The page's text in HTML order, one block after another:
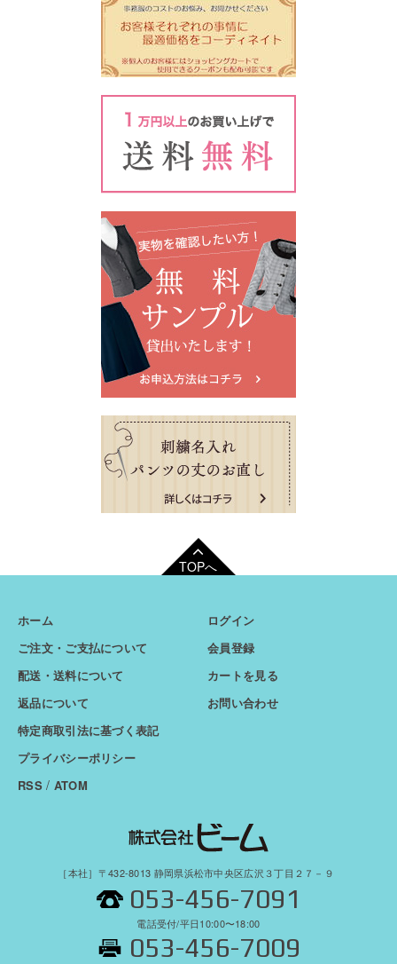
TOPへ
ホーム
ご注文・ご支払について
配送・送料について
返品について
特定商取引法に基づく表記
プライバシーポリシー
RSS/ ATOM
ログイン
会員登録
カートを見る
お問い合わせ
［本社］〒432-8013 静岡県浜松市中央区広沢３丁目２７－９
053-456-7091
電話受付/平日10:00〜18:00
053-456-7009